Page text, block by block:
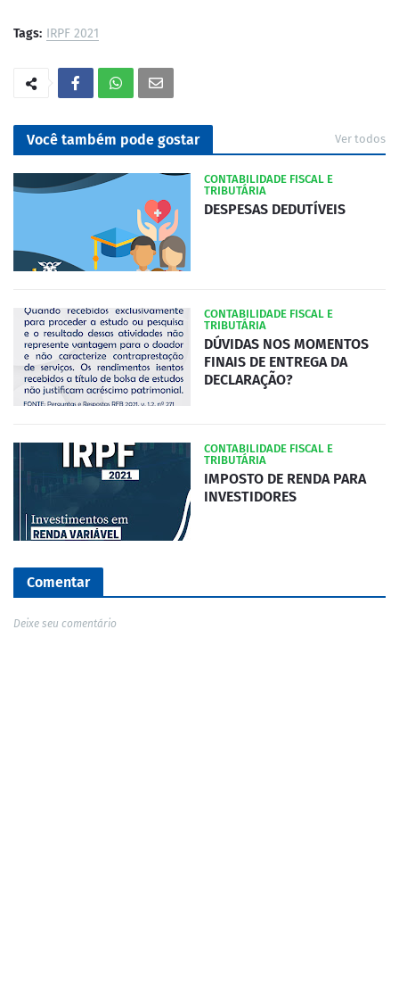
Tags: IRPF 2021
Você também pode gostar Ver todos
CONTABILIDADE FISCAL E
TRIBUTÁRIA
DESPESAS DEDUTÍVEIS
CONTABILIDADE FISCAL E
TRIBUTÁRIA
DÚVIDAS NOS MOMENTOS
FINAIS DE ENTREGA DA
DECLARAÇÃO?
CONTABILIDADE FISCAL E
TRIBUTÁRIA
IMPOSTO DE RENDA PARA
INVESTIDORES
Comentar
Deixe seu comentário